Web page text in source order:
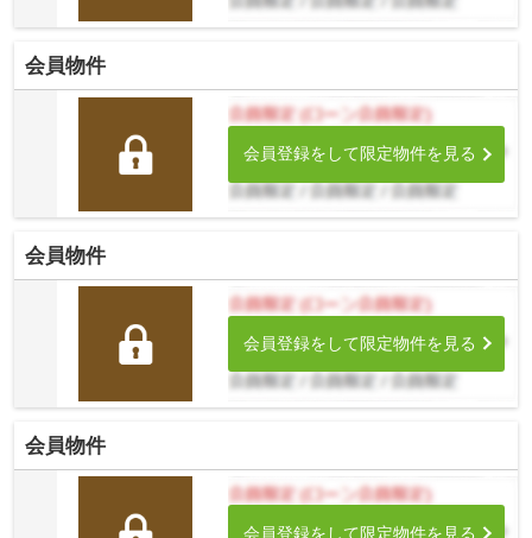
会員物件
会員登録をして限定物件を見る
会員物件
会員登録をして限定物件を見る
会員物件
会員登録をして限定物件を見る